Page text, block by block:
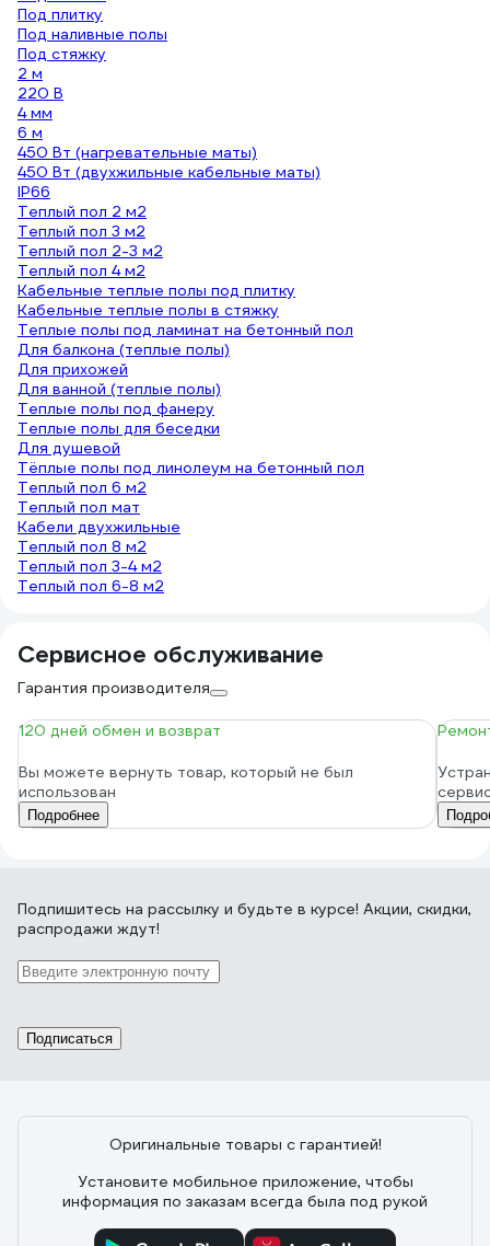
Под плитку
Под наливные полы
Под стяжку
2 м
220 В
4 мм
6 м
450 Вт (нагревательные маты)
450 Вт (двухжильные кабельные маты)
IP66
Теплый пол 2 м2
Теплый пол 3 м2
Теплый пол 2-3 м2
Теплый пол 4 м2
Кабельные теплые полы под плитку
Кабельные теплые полы в стяжку
Теплые полы под ламинат на бетонный пол
Для балкона (теплые полы)
Для прихожей
Для ванной (теплые полы)
Теплые полы под фанеру
Теплые полы для беседки
Для душевой
Тёплые полы под линолеум на бетонный пол
Теплый пол 6 м2
Теплый пол мат
Кабели двухжильные
Теплый пол 8 м2
Теплый пол 3-4 м2
Теплый пол 6-8 м2
Сервисное обслуживание
Гарантия производителя
120 дней обмен и возврат
Вы можете вернуть товар, который не был
использован
Подробнее
Подпишитесь на рассылку и будьте в курсе! Акции, скидки,
распродажи ждут!
Подписаться
Оригинальные товары с гарантией!
Установите мобильное приложение, чтобы
информация по заказам всегда была под рукой